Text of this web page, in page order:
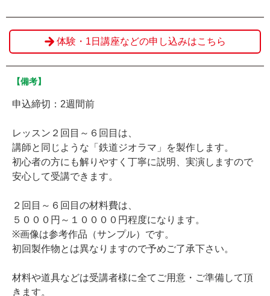
体験・1日講座などの申し込みはこちら
【備考】
申込締切：2週間前
レッスン２回目～６回目は、
講師と同じような「鉄道ジオラマ」を製作します。
初心者の方にも解りやすく丁寧に説明、実演しますので
安心して受講できます。
２回目～６回目の材料費は、
５０００円～１００００円程度になります。
※画像は参考作品（サンプル）です。
初回製作物とは異なりますので予めご了承下さい。
材料や道具などは受講者様に全てご用意・ご準備して頂
きます。